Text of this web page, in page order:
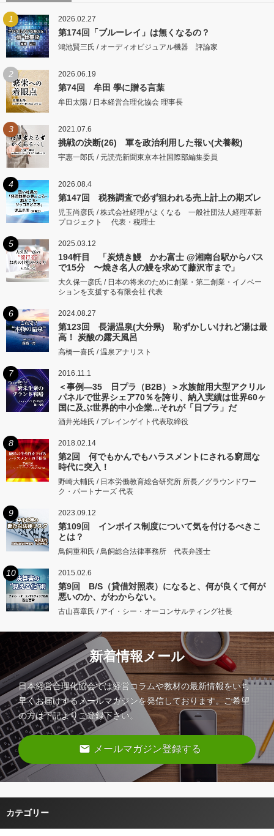
1 2026.02.27
第174回「ブルーレイ」は無くなるの？
鴻池賢三氏 / オーディオビジュアル機器 評論家
2 2026.06.19
第74回 牟田 學に贈る言葉
牟田太陽 / 日本経営合理化協会 理事長
3 2021.07.6
挑戦の決断(26) 軍を政治利用した報い(犬養毅)
宇惠一郎氏 / 元読売新聞東京本社国際部編集委員
4 2026.08.4
第147回 税務調査で必ず狙われる売上計上の期ズレ
児玉尚彦氏 / 株式会社経理がよくなる 一般社団法人経理革新
プロジェクト 代表・税理士
5 2025.03.12
194軒目 「炭焼き鰻 かわ富士 @湘南台駅からバス
で15分 〜焼き名人の鰻を求めて藤沢市まで」
大久保一彦氏 / 日本の将来のために創業・第二創業・イノベー
ションを支援する有限会社 代表
6 2024.08.27
第123回 長湯温泉(大分県) 恥ずかしいけれど湯は最
高！ 炭酸の露天風呂
高橋一喜氏 / 温泉アナリスト
7 2016.11.1
＜事例―35 日プラ（B2B）＞水族館用大型アクリル
パネルで世界シェア70％を誇り、納入実績は世界60ヶ
国に及ぶ世界的中小企業...それが「日プラ」だ
酒井光雄氏 / ブレインゲイト代表取締役
8 2018.02.14
第2回 何でもかんでもハラスメントにされる窮屈な
時代に突入！
野崎大輔氏 / 日本労働教育総合研究所 所長／グラウンドワー
ク・パートナーズ 代表
9 2023.09.12
第109回 インボイス制度について気を付けるべきこ
とは？
鳥飼重和氏 / 鳥飼総合法律事務所 代表弁護士
10 2015.02.6
第9回 B/S（貸借対照表）になると、何が良くて何が
悪いのか、がわからない。
古山喜章氏 / アイ・シー・オーコンサルティング社長
新着情報メール
日本経営合理化協会では経営コラムや教材の最新情報をいち
早くお届けするメールマガジンを発信しております。ご希望
の方は下記よりご登録下さい。
email メールマガジン登録する
カテゴリー